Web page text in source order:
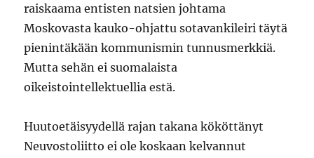
raiskaama entisten natsien johtama
Moskovasta kauko-ohjattu sotavankileiri täytä
pienintäkään kommunismin tunnusmerkkiä.
Mutta sehän ei suomalaista
oikeistointellektuellia estä.
Huutoetäisyydellä rajan takana kököttänyt
Neuvostoliitto ei ole koskaan kelvannut